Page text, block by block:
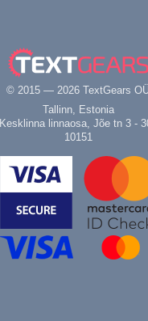
© 2015 — 2026 TextGears
Tallinn, Estonia
Kesklinna linnaosa, Jõe tn 3 -
10151